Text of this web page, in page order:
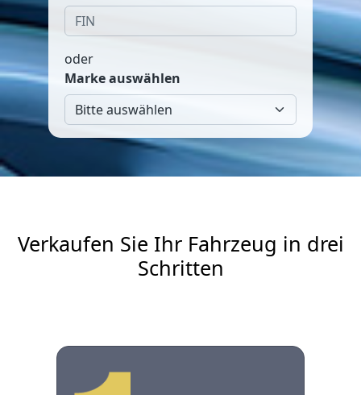
oder
Marke auswählen
Verkaufen Sie Ihr Fahrzeug in drei
Schritten